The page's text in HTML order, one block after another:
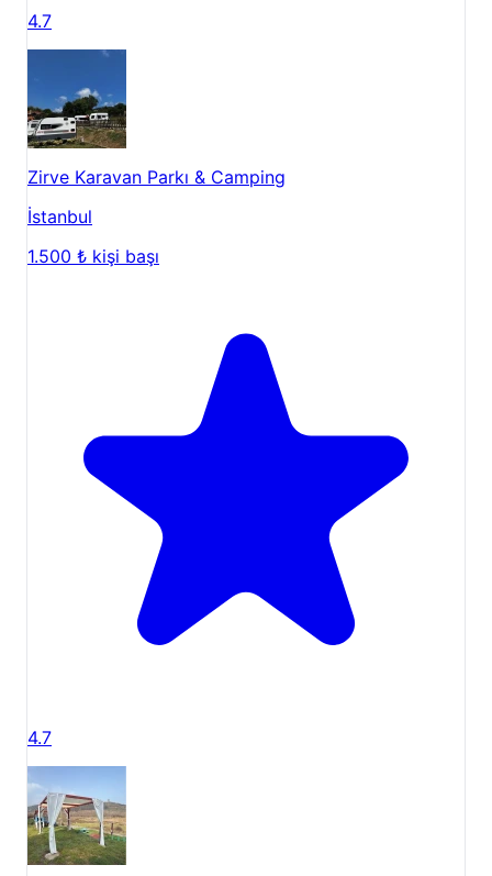
4.7
Zirve Karavan Parkı & Camping
İstanbul
1.500 ₺ kişi başı
4.7